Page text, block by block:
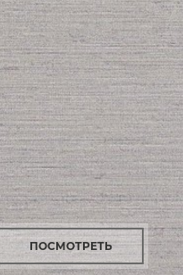
ПОСМОТРЕТЬ